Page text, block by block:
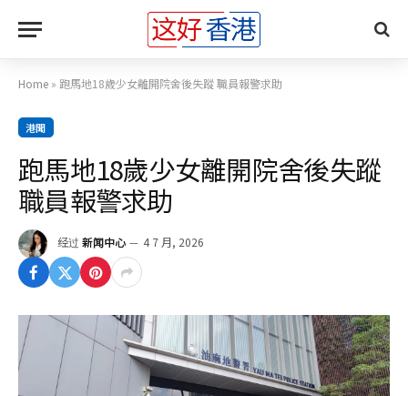
Home » 跑馬地18歲少女離開院舍後失蹤 職員報警求助
港聞
跑馬地18歲少女離開院舍後失蹤
職員報警求助
经过 新闻中心 4 7 月, 2026